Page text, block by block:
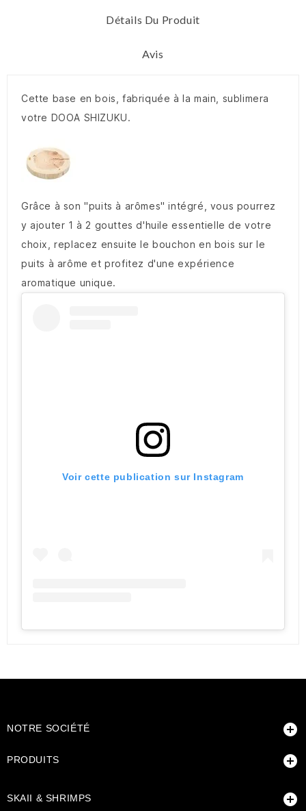
Détails Du Produit
Avis
Cette base en bois, fabriquée à la main, sublimera
votre DOOA SHIZUKU.
Grâce à son "puits à arômes" intégré, vous pourrez
y ajouter 1 à 2 gouttes d'huile essentielle de votre
choix, replacez ensuite le bouchon en bois sur le
puits à arôme et profitez d'une expérience
aromatique unique.
Voir cette publication sur Instagram
NOTRE SOCIÉTÉ 
PRODUITS 
SKAII & SHRIMPS 